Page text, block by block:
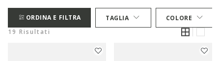
ORDINA E FILTRA TAGLIA
COLORE
19 Risultati